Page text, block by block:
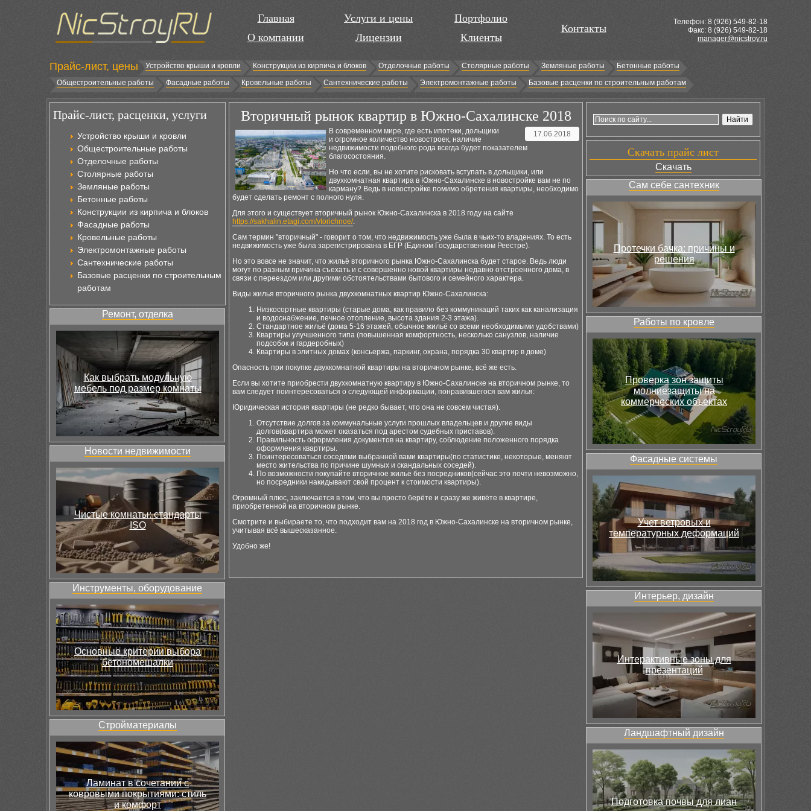
Главная
О компании
Услуги и цены
Лицензии
Портфолио
Клиенты
Контакты
Телефон: 8 (926) 549-82-18
Факс: 8 (926) 549-82-18
manager@nicstroy.ru
Прайс-лист, цены Устройство крыши и кровли Конструкции из кирпича и блоков Отделочные работы Столярные работы Земляные работы
Бетонные работы
Общестроительные работы
Фасадные работы Кровельные работы Сантехнические работы Электромонтажные работы Базовые расценки по строительным работам
Прайс-лист, расценки, услуги
Устройство крыши и кровли
Общестроительные работы
Отделочные работы
Столярные работы
Земляные работы
Бетонные работы
Конструкции из кирпича и блоков
Фасадные работы
Кровельные работы
Электромонтажные работы
Сантехнические работы
Базовые расценки по строительным
работам
Ремонт, отделка
Как выбрать модульную
мебель под размер комнаты
Новости недвижимости
Чистые комнаты: стандарты
ISO
Инструменты, оборудование
Основные критерии выбора
бетономешалки
Стройматериалы
Ламинат в сочетании с
ковровыми покрытиями: стиль
и комфорт
Вторичный рынок квартир в Южно-Сахалинске 2018
17.06.2018
В современном мире, где есть ипотеки, дольщики
и огромное количество новостроек, наличие
недвижимости подобного рода всегда будет показателем
благосостояния.
Но что если, вы не хотите рисковать вступать в дольщики, или
двухкомнатная квартира в Южно-Сахалинске в новостройке вам не по
карману? Ведь в новостройке помимо обретения квартиры, необходимо
будет сделать ремонт с полного нуля.
Для этого и существует вторичный рынок Южно-Сахалинска в 2018 году на сайте
https://sakhalin.etagi.com/vtorichnoe/.
Сам термин "вторичный" - говорит о том, что недвижимость уже была в чьих-то владениях. То есть
недвижимость уже была зарегистрирована в ЕГР (Едином Государственном Реестре).
Но это вовсе не значит, что жильё вторичного рынка Южно-Сахалинска будет старое. Ведь люди
могут по разным причина съехать и с совершенно новой квартиры недавно отстроенного дома, в
связи с переездом или другими обстоятельствами бытового и семейного характера.
Виды жилья вторичного рынка двухкомнатных квартир Южно-Сахалинска:
Низкосортные квартиры (старые дома, как правило без коммуникаций таких как канализация
и водоснабжение, печное отопление, высота здания 2-3 этажа).
Стандартное жильё (дома 5-16 этажей, обычное жильё со всеми необходимыми удобствами)
Квартиры улучшенного типа (повышенная комфортность, несколько санузлов, наличие
подсобок и гардеробных)
Квартиры в элитных домах (консьержа, паркинг, охрана, порядка 30 квартир в доме)
Опасность при покупке двухкомнатной квартиры на вторичном рынке, всё же есть.
Если вы хотите приобрести двухкомнатную квартиру в Южно-Сахалинске на вторичном рынке, то
вам следует поинтересоваться о следующей информации, понравившегося вам жилья:
Юридическая история квартиры (не редко бывает, что она не совсем чистая).
Отсутствие долгов за коммунальные услуги прошлых владельцев и другие виды
долгов(квартира может оказаться под арестом судебных приставов).
Правильность оформления документов на квартиру, соблюдение положенного порядка
оформления квартиры.
Поинтересоваться соседями выбранной вами квартиры(по статистике, некоторые, меняют
место жительства по причине шумных и скандальных соседей).
По возможности покупайте вторичное жильё без посредников(сейчас это почти невозможно,
но посредники накидывают свой процент к стоимости квартиры).
Огромный плюс, заключается в том, что вы просто берёте и сразу же живёте в квартире,
приобретенной на вторичном рынке.
Смотрите и выбираете то, что подходит вам на 2018 год в Южно-Сахалинске на вторичном рынке,
учитывая всё вышесказанное.
Удобно же!
Скачать прайс лист
Скачать
Сам себе сантехник
Протечки бачка: причины и
решения
Работы по кровле
Проверка зон защиты
молниезащиты на
коммерческих объектах
Фасадные системы
Учет ветровых и
температурных деформаций
Интерьер, дизайн
Интерактивные зоны для
презентаций
Ландшафтный дизайн
Подготовка почвы для лиан